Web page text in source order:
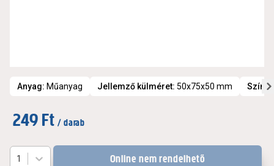
Anyag: Műanyag Jellemző külméret: 50x75x50 mm Szín :
249 Ft / darab
1 Online nem rendelhető